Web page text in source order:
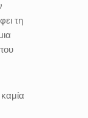
τη